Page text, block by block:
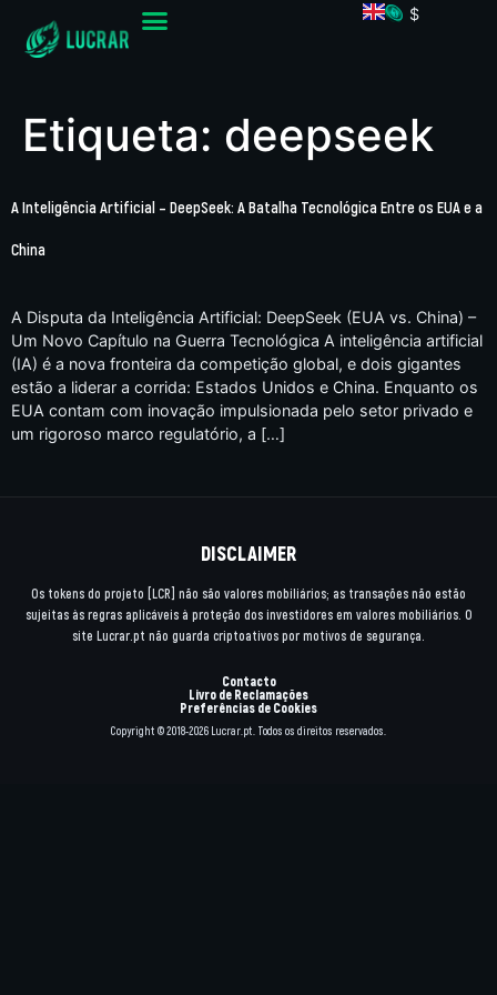
$
Etiqueta: deepseek
A Inteligência Artificial – DeepSeek: A Batalha Tecnológica Entre os EUA e a
China
A Disputa da Inteligência Artificial: DeepSeek (EUA vs. China) –
Um Novo Capítulo na Guerra Tecnológica A inteligência artificial
(IA) é a nova fronteira da competição global, e dois gigantes
estão a liderar a corrida: Estados Unidos e China. Enquanto os
EUA contam com inovação impulsionada pelo setor privado e
um rigoroso marco regulatório, a […]
DISCLAIMER
Os tokens do projeto [LCR] não são valores mobiliários; as transações não estão
sujeitas às regras aplicáveis à proteção dos investidores em valores mobiliários. O
site Lucrar.pt não guarda criptoativos por motivos de segurança.
Contacto
Livro de Reclamações
Preferências de Cookies
Copyright © 2018-2026 Lucrar.pt. Todos os direitos reservados.